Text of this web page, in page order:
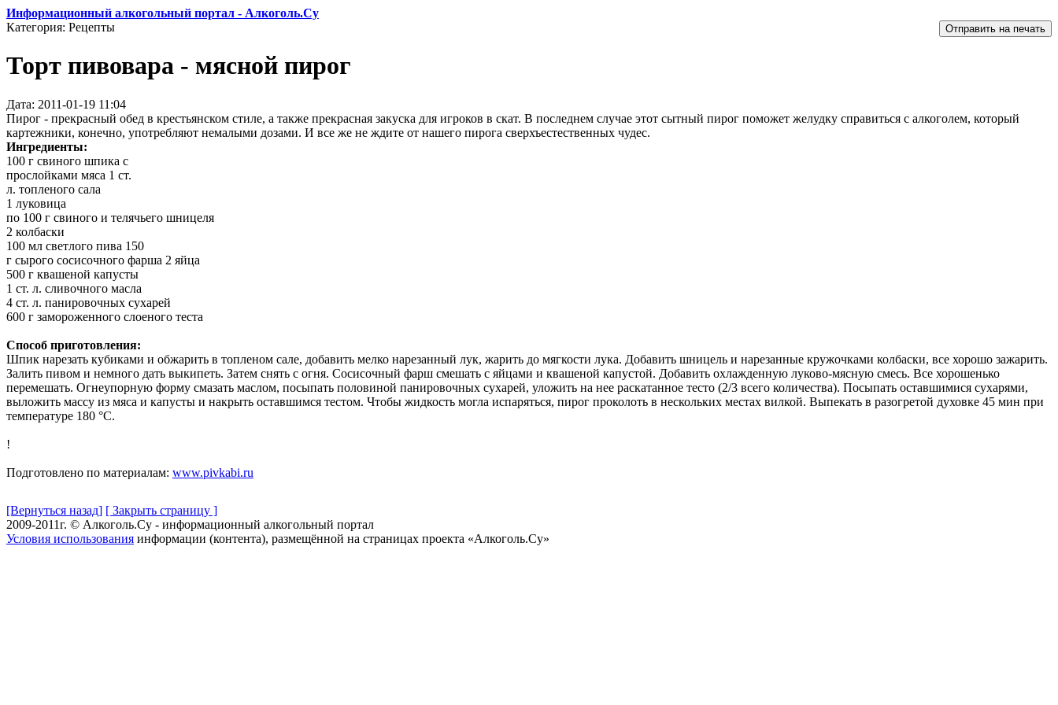
Информационный алкогольный портал - Алкоголь.Су
Категория: Рецепты
Торт пивовара - мясной пирог
Дата: 2011-01-19 11:04
Пирог - прекрасный обед в крестьянском стиле, а также прекрасная закуска для игроков в скат. В последнем случае этот сытный пирог поможет желудку справиться с алкоголем, который
картежники, конечно, употребляют немалыми дозами. И все же не ждите от нашего пирога сверхъестественных чудес.
Ингредиенты:
100 г свиного шпика с
прослойками мяса 1 ст.
л. топленого сала
1 луковица
по 100 г свиного и телячьего шницеля
2 колбаски
100 мл светлого пива 150
г сырого сосисочного фарша 2 яйца
500 г квашеной капусты
1 ст. л. сливочного масла
4 ст. л. панировочных сухарей
600 г замороженного слоеного теста
Способ приготовления:
Шпик нарезать кубиками и обжарить в топленом сале, добавить мелко нарезанный лук, жарить до мягкости лука. Добавить шницель и нарезанные кружочками колбаски, все хорошо зажарить.
Залить пивом и немного дать выкипеть. Затем снять с огня. Сосисочный фарш смешать с яйцами и квашеной капустой. Добавить охлажденную луково-мясную смесь. Все хорошенько
перемешать. Огнеупорную форму смазать маслом, посыпать половиной панировочных сухарей, уложить на нее раскатанное тесто (2/3 всего количества). Посыпать оставшимися сухарями,
выложить массу из мяса и капусты и накрыть оставшимся тестом. Чтобы жидкость могла испаряться, пирог проколоть в нескольких местах вилкой. Выпекать в разогретой духовке 45 мин при
температуре 180 °С.
!
Подготовлено по материалам: www.pivkabi.ru
[Вернуться назад] [ Закрыть страницу ]
2009-2011г. © Алкоголь.Су - информационный алкогольный портал
Условия использования информации (контента), размещённой на страницах проекта «Алкоголь.Су»